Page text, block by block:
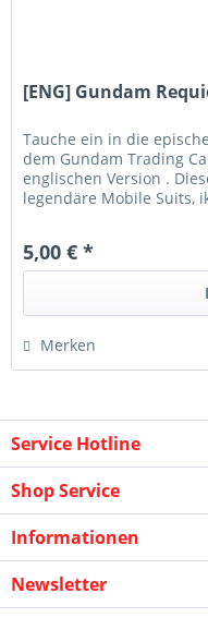
[ENG] Gundam
Tauche ein in die
dem Gundam Trading
englischen Version .
legendäre Mobile Suits,
5,00 € *
Merken
Service Hotline
Shop Service
Informationen
Newsletter